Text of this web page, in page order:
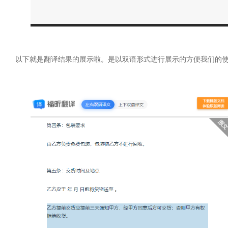
以下就是翻译结果的展示啦。是以双语形式进行展示的方便我们的